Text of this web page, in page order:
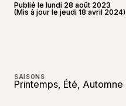
Publié le lundi 28 août 2023
(Mis à jour le jeudi 18 avril 2024)
SAISONS
Printemps, Été, Automne